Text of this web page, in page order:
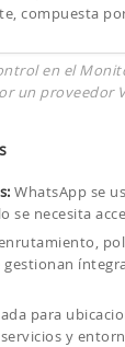
en el
proveedor
WhatsApp se
se necesita
para
y